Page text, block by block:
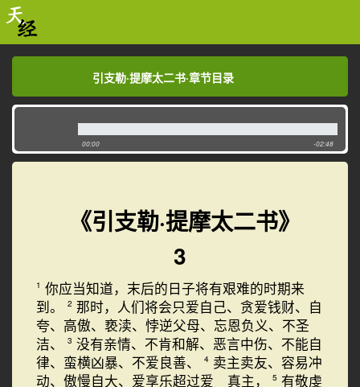
引支勒·提摩太二书·章节目录
引支勒·提摩太二书·章节目录
00:00 -02:48
《引支勒·提摩太二书》
3
1 你应当知道，末后的日子将有艰难的时期来
到。
2 那时，人们将会只爱自己、贪爱钱财、自
夸、高傲、亵渎、悖逆父母、忘恩负义、不圣
洁、
3 没有亲情、不肯和解、恶言中伤、不能自
律、蛮横凶暴、不爱良善、
4 卖主卖友、容易冲
动、傲慢自大、爱享乐超过爱 真主，
5 有敬虔